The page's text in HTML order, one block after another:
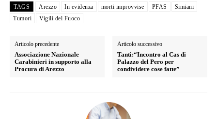
TAGS Arezzo In evidenza morti improvvise PFAS
Simiani
Tumori
Vigili del Fuoco
Articolo precedente
Associazione Nazionale
Carabinieri in supporto alla
Procura di Arezzo
Articolo successivo
Tanti:“Incontro al Cas di
Palazzo del Pero per
condividere cose fatte”